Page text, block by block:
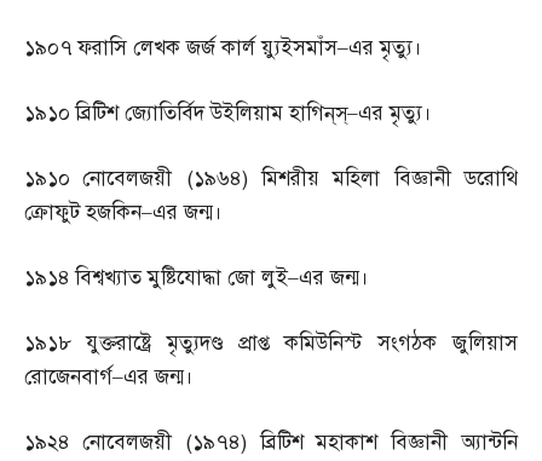
১৯০৭ ফরাসি লেখক জর্জ কার্ল য়্যুইসমাঁস–এর মৃত্যু।
১৯১০ ব্রিটিশ জ্যোতির্বিদ উইলিয়াম হাগিন্‌স্‌–এর মৃত্যু।
১৯১০ নোবেলজয়ী (১৯৬৪)মিশরীয় মহিলা বিজ্ঞানী ডরোথি
ক্রোফুট হজকিন–এর জন্ম।
১৯১৪ বিশ্বখ্যাত মুষ্টিযোদ্ধা জো লুই–এর জন্ম।
১৯১৮ যুক্তরাষ্ট্রে মৃত্যুদণ্ড প্রাপ্ত কমিউনিস্ট সংগঠক জুলিয়াস
রোজেনবার্গ–এর জন্ম।
১৯২৪ নোবেলজয়ী (১৯৭৪)ব্রিটিশ মহাকাশ বিজ্ঞানী অ্যান্টনি